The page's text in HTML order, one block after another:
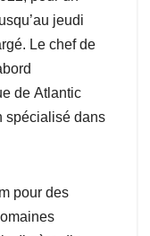
jeudi
Le chef de
de Atlantic
spécialisé dans
pour des